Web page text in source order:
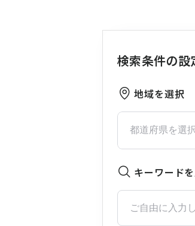
検索条件の設
地域を選択
キーワード